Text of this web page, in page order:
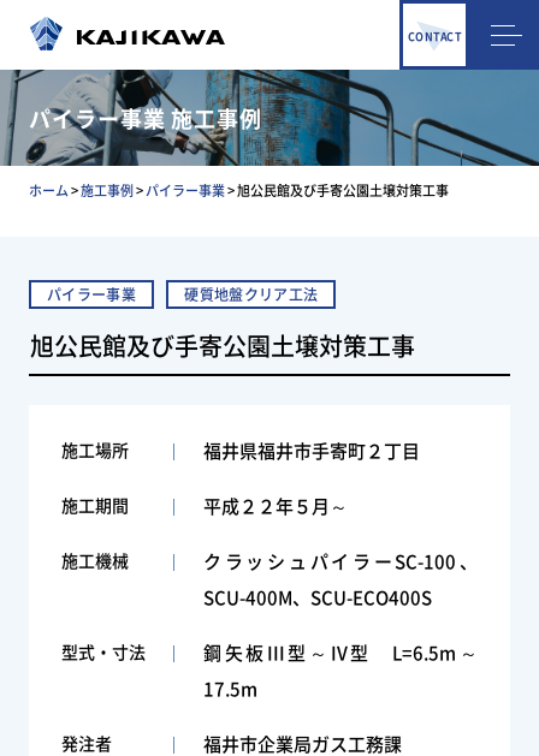
CONTACT
パイラー事業 施工事例
ホーム>施工事例>パイラー事業>旭公民館及び手寄公園土壌対策工事
パイラー事業 硬質地盤クリア工法
旭公民館及び手寄公園土壌対策工事
施工場所 福井県福井市手寄町２丁目
施工期間 平成２２年５月～
施工機械
クラッシュパイラーSC-100、
SCU-400M、SCU-ECO400S
型式・寸法
鋼矢板III型～IV型 L=6.5m～
17.5m
発注者 福井市企業局ガス工務課